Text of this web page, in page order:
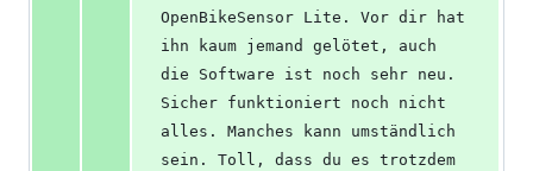
OpenBikeSensor Lite. Vor dir hat
ihn kaum jemand gelötet, auch
die Software ist noch sehr neu.
Sicher funktioniert noch nicht
alles. Manches kann umständlich
sein. Toll, dass du es trotzdem